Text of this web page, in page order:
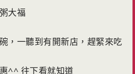
大福
，一聽到有開新店，趕緊來吃
^^ 往下看就知道